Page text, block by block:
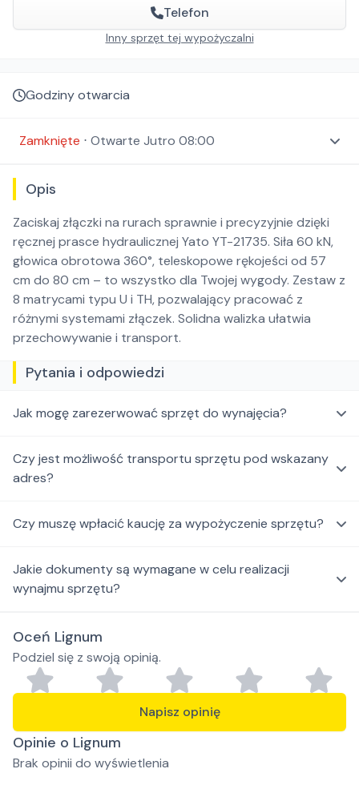
Telefon
Inny sprzęt tej wypożyczalni
Godziny otwarcia
Zamknięte ⋅ Otwarte Jutro 08:00
Opis
Zaciskaj złączki na rurach sprawnie i precyzyjnie dzięki
ręcznej prasce hydraulicznej Yato YT-21735. Siła 60 kN,
głowica obrotowa 360°, teleskopowe rękojeści od 57
cm do 80 cm – to wszystko dla Twojej wygody. Zestaw z
8 matrycami typu U i TH, pozwalający pracować z
różnymi systemami złączek. Solidna walizka ułatwia
przechowywanie i transport.
Pytania i odpowiedzi
Jak mogę zarezerwować sprzęt do wynajęcia?
Czy jest możliwość transportu sprzętu pod wskazany
adres?
Czy muszę wpłacić kaucję za wypożyczenie sprzętu?
Jakie dokumenty są wymagane w celu realizacji
wynajmu sprzętu?
Oceń Lignum
Podziel się z swoją opinią.
Napisz opinię
Opinie o Lignum
Brak opinii do wyświetlenia